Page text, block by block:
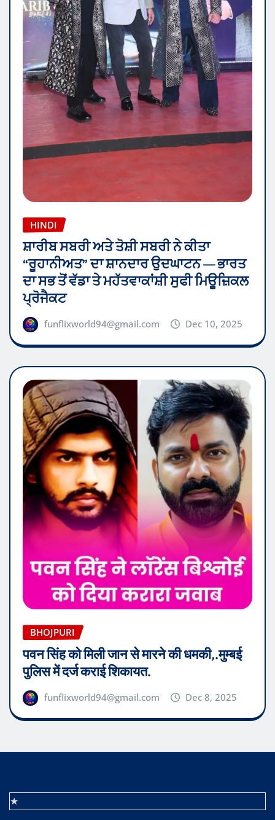
HINDI
ਸ਼ਾਰੀਬ ਸਬਰੀ ਅਤੇ ਤੋਸ਼ੀ ਸਬਰੀ ਨੇ ਕੀਤਾ
“ਰੂਹਾਨੀਅਤ” ਦਾ ਸ਼ਾਨਦਾਰ ਉਦਘਾਟਨ — ਭਾਰਤ
ਦਾ ਸਭ ਤੋਂ ਵੱਡਾ ਤੇ ਮਹੱਤਵਾਕਾਂਸ਼ੀ ਸੁਫੀ ਮਿਊਜ਼ਿਕਲ
ਪ੍ਰੋਜੈਕਟ
funflixworld94@gmail.com Dec 10, 2025
BHOJPURI
पवन सिंह को मिली जान से मारने की धमकी,.मुम्बई
पुलिस में दर्ज कराई शिकायत.
funflixworld94@gmail.com Dec 8, 2025
★